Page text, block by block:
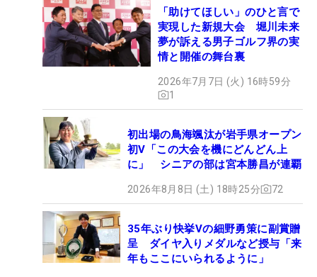
1/7
「助けてほしい」のひと言で
実現した新規大会 堀川未来
夢が訴える男子ゴルフ界の実
情と開催の舞台裏
2026年7月7日 (火) 16時59分
1
初出場の鳥海颯汰が岩手県オープン
初V「この大会を機にどんどん上
に」 シニアの部は宮本勝昌が連覇
2026年8月8日 (土) 18時25分 72
35年ぶり快挙Vの細野勇策に副賞贈
呈 ダイヤ入りメダルなど授与「来
年もここにいられるように」